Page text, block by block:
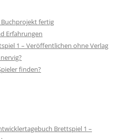
Buchprojekt fertig
Erfahrungen
1 – Veröffentlichen ohne Verlag
finden?
Brettspiel 1 –